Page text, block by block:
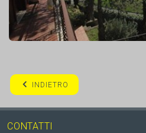
INDIETRO
CONTATTI